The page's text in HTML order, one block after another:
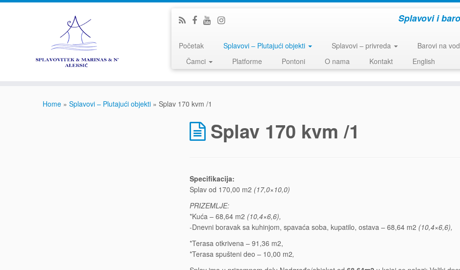
Splavovi i
Početak Splavovi – Plutajući objekti Splavovi – privreda Barovi na
Čamci
Platforme Pontoni O nama Kontakt English
Home » Splavovi – Plutajući objekti » Splav 170 kvm /1
Splav 170 kvm /1
Specifikacija:
Splav od 170,00 m2 (17,0×10,0)
PRIZEMLJE:
*Kuća – 68,64 m2 (10,4×6,6),
-Dnevni boravak sa kuhinjom, spavaća soba, kupatilo, ostava – 68,64 m2 (10,4×6,6),
*Terasa otkrivena – 91,36 m2,
*Terasa spušteni deo – 10,00 m2,